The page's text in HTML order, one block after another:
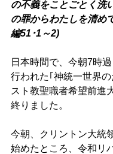
の不義をことごとく洗
の罪からわたしを清め
編51･1～2)
日本時間で、今朝7時
行われた｢神統一世界
スト教聖職者希望前進
終りました。
今朝、クリントン大統
始めたところ、令和リ